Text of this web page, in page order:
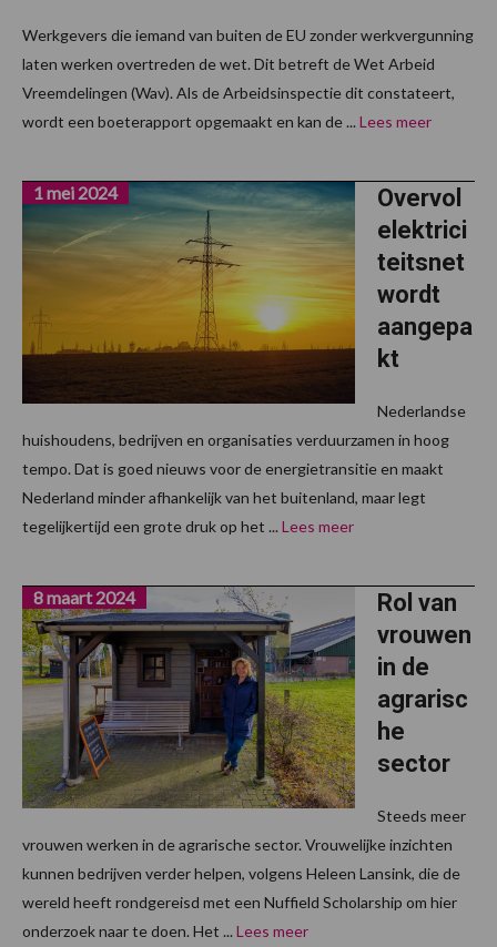
Werkgevers die iemand van buiten de EU zonder werkvergunning
laten werken overtreden de wet. Dit betreft de Wet Arbeid
Vreemdelingen (Wav). Als de Arbeidsinspectie dit constateert,
wordt een boeterapport opgemaakt en kan de ... Lees meer
Overvol
elektrici
teitsnet
wordt
aangepa
kt
1 mei 2024
Nederlandse
huishoudens, bedrijven en organisaties verduurzamen in hoog
tempo. Dat is goed nieuws voor de energietransitie en maakt
Nederland minder afhankelijk van het buitenland, maar legt
tegelijkertijd een grote druk op het ... Lees meer
Rol van
vrouwen
in de
agrarisc
he
sector
8 maart 2024
Steeds meer
vrouwen werken in de agrarische sector. Vrouwelijke inzichten
kunnen bedrijven verder helpen, volgens Heleen Lansink, die de
wereld heeft rondgereisd met een Nuffield Scholarship om hier
onderzoek naar te doen. Het ... Lees meer